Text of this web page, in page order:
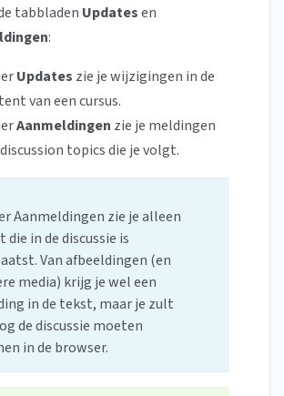
tabbladen Updatesen
:
Updates zie je wijzigingen in de
van een cursus.
Aanmeldingen zie je meldingen
topics die je volgt.
Aanmeldingen zie je alleen
die in de discussie is
Van afbeeldingen (en
media) krijg je wel een
in de tekst, maar je zult
de discussie moeten
in de browser.